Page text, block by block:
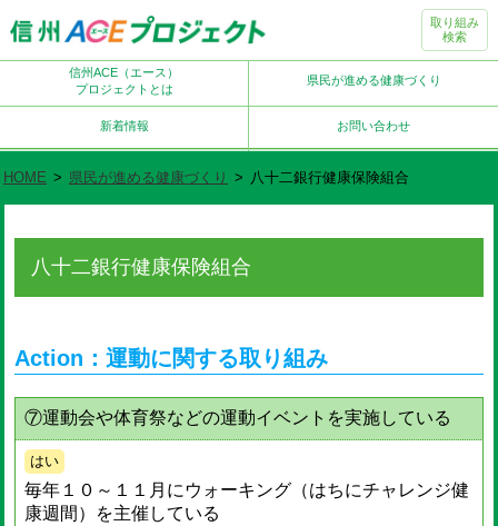
取り組み
検索
信州ACE（エース）
プロジェクトとは
県民が進める健康づくり
新着情報 お問い合わせ
HOME > 県民が進める健康づくり > 八十二銀行健康保険組合
八十二銀行健康保険組合
Action：運動に関する取り組み
⑦運動会や体育祭などの運動イベントを実施している
はい
毎年１０～１１月にウォーキング（はちにチャレンジ健
康週間）を主催している